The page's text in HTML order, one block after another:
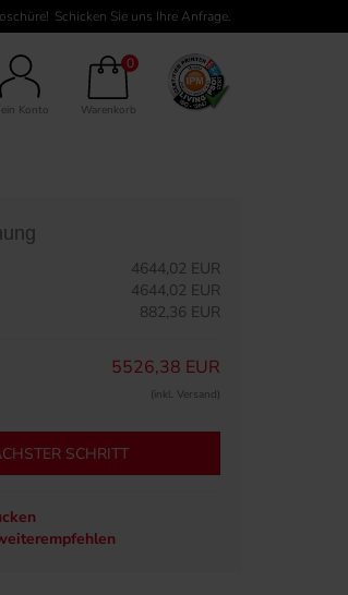
Schicken Sie uns Ihre Anfrage.
Konto
0
Warenkorb
4644,02 EUR
4644,02 EUR
882,36 EUR
5526,38 EUR
(inkl. Versand)
SCHRITT